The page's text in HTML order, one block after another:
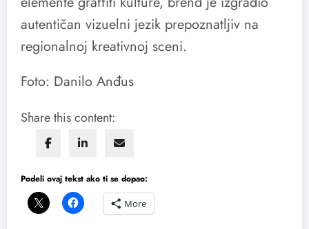
autentičan vizuelni jezik prepoznatljiv na
regionalnoj kreativnoj sceni.
Foto: Danilo Anđus
Share this content:
Podeli ovaj tekst ako ti se dopao:
More